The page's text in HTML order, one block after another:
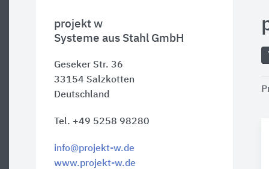
projekt w
Systeme aus Stahl GmbH
Geseker Str. 36
33154 Salzkotten
Deutschland
Tel. +49 5258 98280
info@projekt-w.de
www.projekt-w.de